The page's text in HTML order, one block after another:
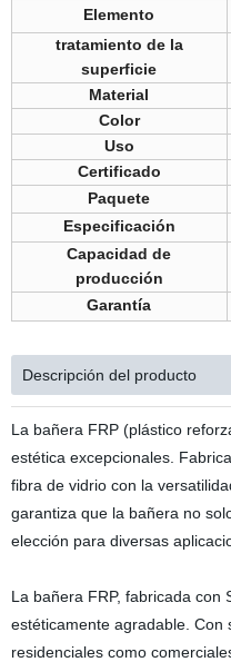
Elemento
tratamiento de la
superficie
Material
Color
Uso
Certificado
Paquete
Especificación
Capacidad de
producción
Garantía
Descripción del producto
La bañera FRP (plástico
estética excepcionales.
fibra de vidrio con la
garantiza que la bañera no
elección para diversas
La bañera FRP, fabricada
estéticamente agradable. Con
residenciales como